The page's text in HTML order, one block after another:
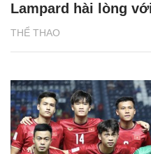
THỂ THAO
Lampard hài lòng